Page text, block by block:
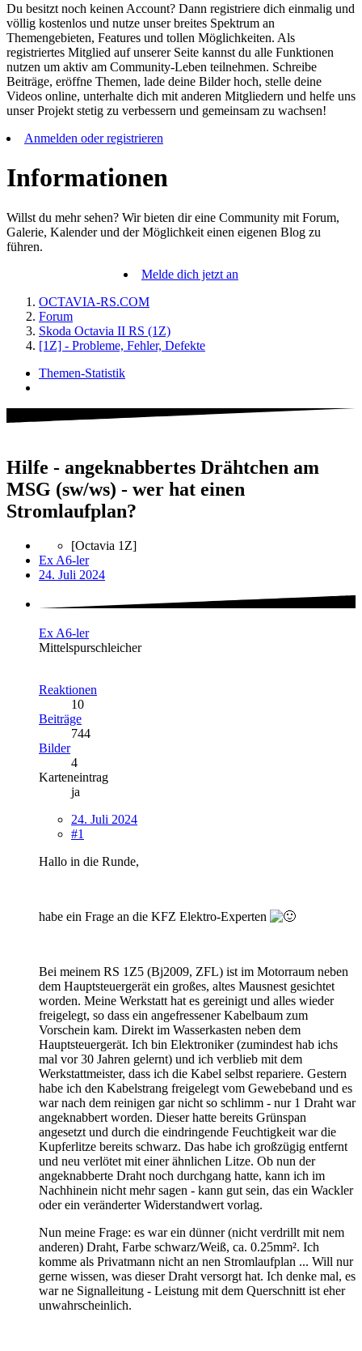
Du besitzt noch keinen Account? Dann registriere dich einmalig und
völlig kostenlos und nutze unser breites Spektrum an
Themengebieten, Features und tollen Möglichkeiten. Als
registriertes Mitglied auf unserer Seite kannst du alle Funktionen
nutzen um aktiv am Community-Leben teilnehmen. Schreibe
Beiträge, eröffne Themen, lade deine Bilder hoch, stelle deine
Videos online, unterhalte dich mit anderen Mitgliedern und helfe uns
unser Projekt stetig zu verbessern und gemeinsam zu wachsen!
Anmelden oder registrieren
Informationen
Willst du mehr sehen? Wir bieten dir eine Community mit Forum,
Galerie, Kalender und der Möglichkeit einen eigenen Blog zu
führen.
Melde dich jetzt an
OCTAVIA-RS.COM
Forum
Skoda Octavia II RS (1Z)
[1Z] - Probleme, Fehler, Defekte
Themen-Statistik
Hilfe - angeknabbertes Drähtchen am
MSG (sw/ws) - wer hat einen
Stromlaufplan?
[Octavia 1Z]
Ex A6-ler
24. Juli 2024
Ex A6-ler
Mittelspurschleicher
Reaktionen
10
Beiträge
744
Bilder
4
Karteneintrag
ja
24. Juli 2024
#1
Hallo in die Runde,
habe ein Frage an die KFZ Elektro-Experten
Bei meinem RS 1Z5 (Bj2009, ZFL) ist im Motorraum neben
dem Hauptsteuergerät ein großes, altes Mausnest gesichtet
worden. Meine Werkstatt hat es gereinigt und alles wieder
freigelegt, so dass ein angefressener Kabelbaum zum
Vorschein kam. Direkt im Wasserkasten neben dem
Hauptsteuergerät. Ich bin Elektroniker (zumindest hab ichs
mal vor 30 Jahren gelernt) und ich verblieb mit dem
Werkstattmeister, dass ich die Kabel selbst repariere. Gestern
habe ich den Kabelstrang freigelegt vom Gewebeband und es
war nach dem reinigen gar nicht so schlimm - nur 1 Draht war
angeknabbert worden. Dieser hatte bereits Grünspan
angesetzt und durch die eindringende Feuchtigkeit war die
Kupferlitze bereits schwarz. Das habe ich großzügig entfernt
und neu verlötet mit einer ähnlichen Litze. Ob nun der
angeknabberte Draht noch durchgang hatte, kann ich im
Nachhinein nicht mehr sagen - kann gut sein, das ein Wackler
oder ein veränderter Widerstandwert vorlag.
Nun meine Frage: es war ein dünner (nicht verdrillt mit nem
anderen) Draht, Farbe schwarz/Weiß, ca. 0.25mm². Ich
komme als Privatmann nicht an nen Stromlaufplan ... Will nur
gerne wissen, was dieser Draht versorgt hat. Ich denke mal, es
war ne Signalleitung - Leistung mit dem Querschnitt ist eher
unwahrscheinlich.